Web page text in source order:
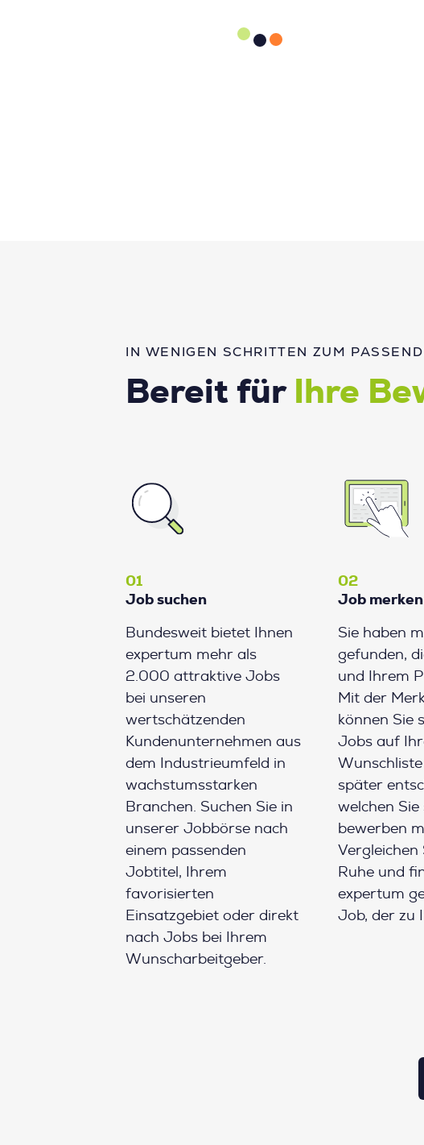
IN WENIGEN SCHRITTEN ZUM
Bereit für Ihre
01
Job suchen
Bundesweit bietet Ihnen
expertum mehr als
2.000 attraktive Jobs
bei unseren
wertschätzenden
Kundenunternehmen aus
dem Industrieumfeld in
wachstumsstarken
Branchen. Suchen Sie in
unserer Jobbörse nach
einem passenden
Jobtitel, Ihrem
favorisierten
Einsatzgebiet oder direkt
nach Jobs bei Ihrem
Wunscharbeitgeber.
02
Job merken
Sie haben
gefunden,
und Ihrem
Mit der
können Sie
Jobs auf
später
welchen Sie
bewerben
Vergleichen
Ruhe und
expertum
Job, der zu